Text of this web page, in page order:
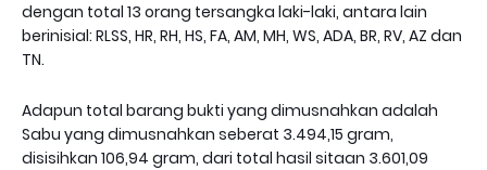
dengan total 13 orang tersangka laki-laki, antara lain
berinisial: RLSS, HR, RH, HS, FA, AM, MH, WS, ADA, BR, RV, AZ dan
TN.
Adapun total barang bukti yang dimusnahkan adalah
Sabu yang dimusnahkan seberat 3.494,15 gram,
disisihkan 106,94 gram, dari total hasil sitaan 3.601,09